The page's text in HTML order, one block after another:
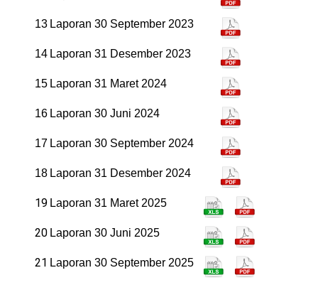
13 Laporan 30 September 2023
14 Laporan 31 Desember 2023
15 Laporan 31 Maret 2024
16 Laporan 30 Juni 2024
17 Laporan 30 September 2024
18 Laporan 31 Desember 2024
19 Laporan 31 Maret 2025
20 Laporan 30 Juni 2025
21 Laporan 30 September 2025